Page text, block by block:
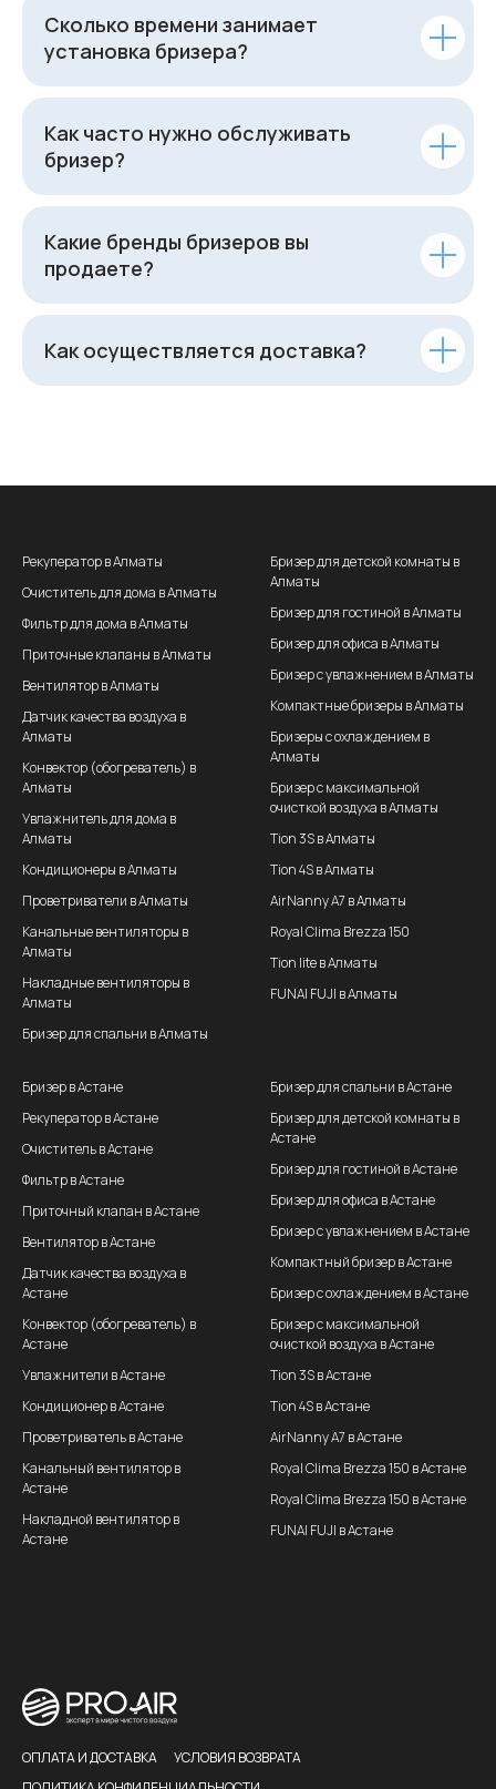
Сколько времени занимает
установка бризера?
Как часто нужно обслуживать
бризер?
Какие бренды бризеров вы
продаете?
Как осуществляется доставка?
Рекуператор в Алматы
Очиститель для дома в Алматы
Фильтр для дома в Алматы
Приточные клапаны в Алматы
Вентилятор в Алматы
Датчик качества воздуха в
Алматы
Конвектор (обогреватель) в
Алматы
Увлажнитель для дома в
Алматы
Кондиционеры в Алматы
Проветриватели в Алматы
Канальные вентиляторы в
Алматы
Накладные вентиляторы в
Алматы
Бризер для спальни в Алматы
Бризер для детской комнаты в
Алматы
Бризер для гостиной в Алматы
Бризер для офиса в Алматы
Бризер с увлажнением в Алматы
Компактные бризеры в Алматы
Бризеры с охлаждением в
Алматы
Бризер с максимальной
очисткой воздуха в Алматы
Tion 3S в Алматы
Tion 4S в Алматы
AirNanny A7 в Алматы
Royal Clima Brezza 150
Tion lite в Алматы
FUNAI FUJI в Алматы
Бризер в Астане
Рекуператор в Астане
Очиститель в Астане
Фильтр в Астане
Приточный клапан в Астане
Вентилятор в Астане
Датчик качества воздуха в
Астане
Конвектор (обогреватель) в
Астане
Увлажнители в Астане
Кондиционер в Астане
Проветриватель в Астане
Канальный вентилятор в
Астане
Накладной вентилятор в
Астане
Бризер для спальни в Астане
Бризер для детской комнаты в
Астане
Бризер для гостиной в Астане
Бризер для офиса в Астане
Бризер с увлажнением в Астане
Компактный бризер в Астане
Бризер с охлаждением в Астане
Бризер с максимальной
очисткой воздуха в Астане
Tion 3S в Астане
Tion 4S в Астане
AirNanny A7 в Астане
Royal Clima Brezza 150 в Астане
Royal Clima Brezza 150 в Астане
FUNAI FUJI в Астане
ОПЛАТА И ДОСТАВКА
УСЛОВИЯ ВОЗВРАТА